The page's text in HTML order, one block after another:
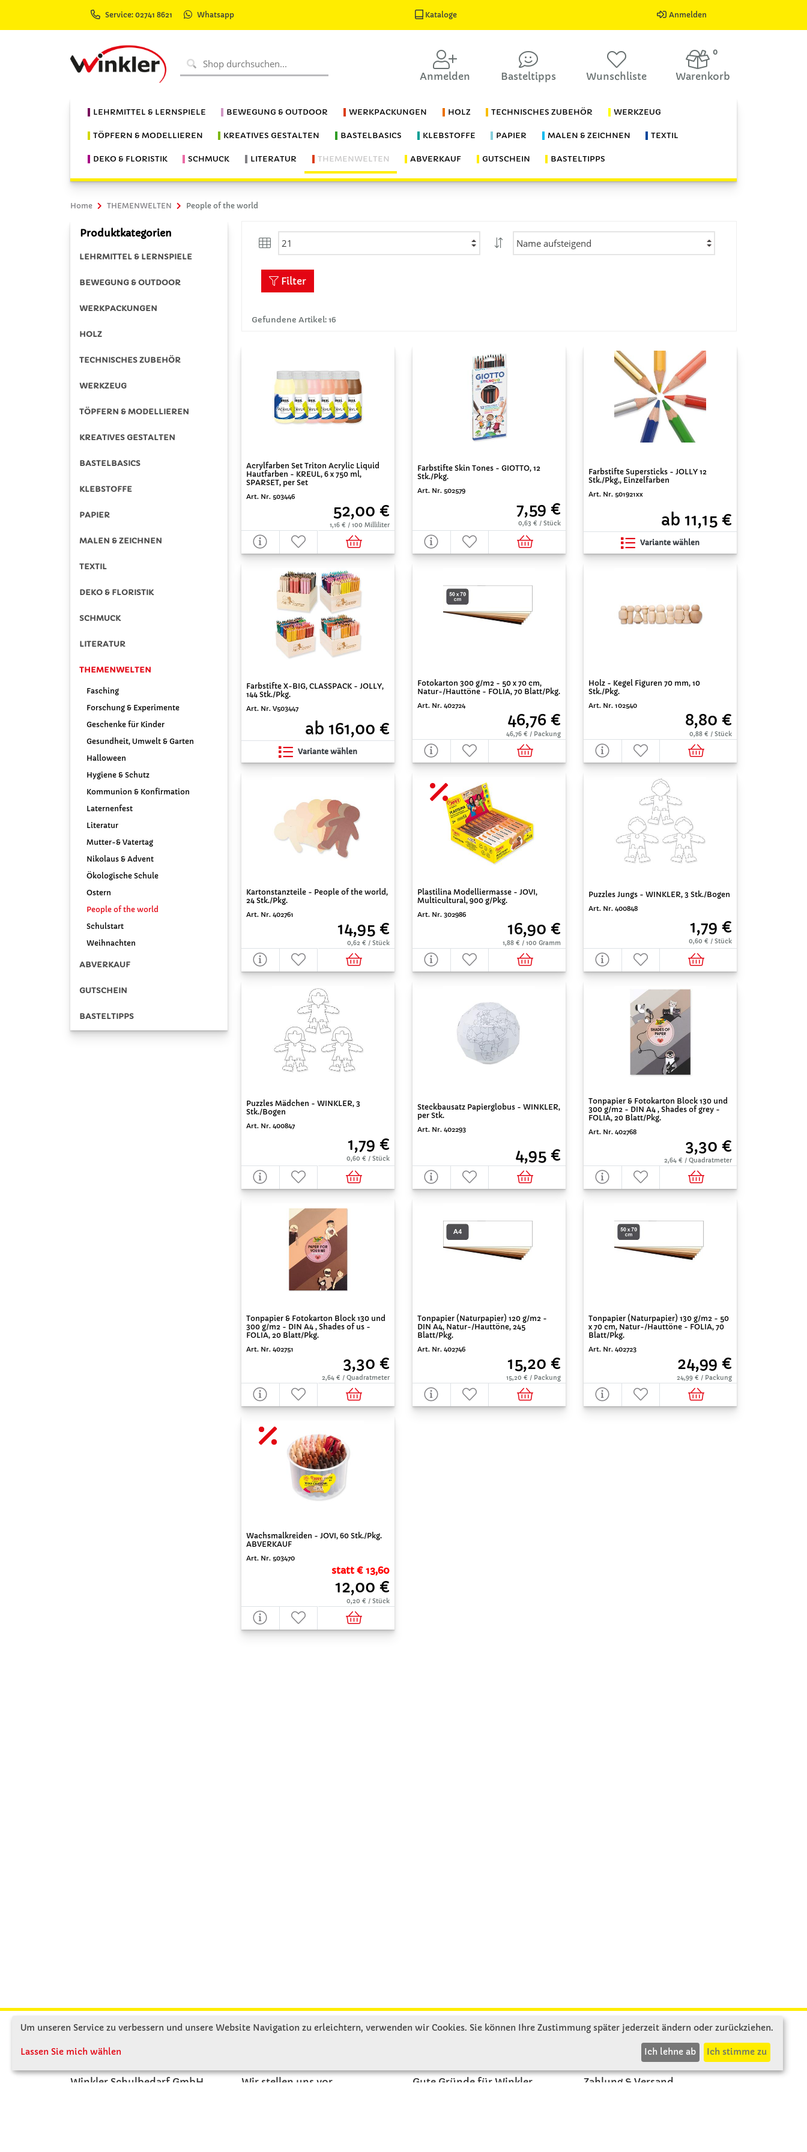
Service: 02741 8621 Whatsapp Kataloge Anmelden
Anmelden Basteltipps Wunschliste
0
Warenkorb
LEHRMITTEL & LERNSPIELE BEWEGUNG & OUTDOOR WERKPACKUNGEN HOLZ TECHNISCHES ZUBEHÖR WERKZEUG
TÖPFERN & MODELLIEREN KREATIVES GESTALTEN BASTELBASICS KLEBSTOFFE PAPIER MALEN & ZEICHNEN TEXTIL
DEKO & FLORISTIK SCHMUCK LITERATUR THEMENWELTEN ABVERKAUF GUTSCHEIN BASTELTIPPS
Home THEMENWELTEN People of the world
Produktkategorien
LEHRMITTEL & LERNSPIELE
BEWEGUNG & OUTDOOR
WERKPACKUNGEN
HOLZ
TECHNISCHES ZUBEHÖR
WERKZEUG
TÖPFERN & MODELLIEREN
KREATIVES GESTALTEN
BASTELBASICS
KLEBSTOFFE
PAPIER
MALEN & ZEICHNEN
TEXTIL
DEKO & FLORISTIK
SCHMUCK
LITERATUR
THEMENWELTEN
Fasching
Forschung & Experimente
Geschenke für Kinder
Gesundheit, Umwelt & Garten
Halloween
Hygiene & Schutz
Kommunion & Konfirmation
Laternenfest
Literatur
Mutter-& Vatertag
Nikolaus & Advent
Ökologische Schule
Ostern
People of the world
Schulstart
Weihnachten
ABVERKAUF
GUTSCHEIN
BASTELTIPPS
Gefundene Artikel: 16
Filter
Acrylfarben Set Triton Acrylic Liquid
Hautfarben - KREUL, 6 x 750 ml,
SPARSET, per Set
Art. Nr. 503446
52,00 €
1,16 € / 100 Milliliter
Farbstifte Skin Tones - GIOTTO, 12
Stk./Pkg.
Art. Nr. 502579
7,59 €
0,63 € / Stück
Farbstifte Supersticks - JOLLY 12
Stk./Pkg., Einzelfarben
Art. Nr. 501921xx
ab 11,15 €
Variante wählen
Farbstifte X-BIG, CLASSPACK - JOLLY,
144 Stk./Pkg.
Art. Nr. V503447
ab 161,00 €
Variante wählen
Fotokarton 300 g/m2 - 50 x 70 cm,
Natur-/Hauttöne - FOLIA, 70 Blatt/Pkg.
Art. Nr. 402724
46,76 €
46,76 € / Packung
Holz - Kegel Figuren 70 mm, 10
Stk./Pkg.
Art. Nr. 102540
8,80 €
0,88 € / Stück
Kartonstanzteile - People of the world,
24 Stk./Pkg.
Art. Nr. 402761
14,95 €
0,62 € / Stück
Plastilina Modelliermasse - JOVI,
Multicultural, 900 g/Pkg.
Art. Nr. 302986
16,90 €
1,88 € / 100 Gramm
Puzzles Jungs - WINKLER, 3 Stk./Bogen
Art. Nr. 400848
1,79 €
0,60 € / Stück
Puzzles Mädchen - WINKLER, 3
Stk./Bogen
Art. Nr. 400847
1,79 €
0,60 € / Stück
Steckbausatz Papierglobus - WINKLER,
per Stk.
Art. Nr. 402293
4,95 €
Tonpapier & Fotokarton Block 130 und
300 g/m2 - DIN A4 , Shades of grey -
FOLIA, 20 Blatt/Pkg.
Art. Nr. 402768
3,30 €
2,64 € / Quadratmeter
Tonpapier & Fotokarton Block 130 und
300 g/m2 - DIN A4 , Shades of us -
FOLIA, 20 Blatt/Pkg.
Art. Nr. 402751
3,30 €
2,64 € / Quadratmeter
Tonpapier (Naturpapier) 120 g/m2 -
DIN A4, Natur-/Hauttöne, 245
Blatt/Pkg.
Art. Nr. 402746
15,20 €
15,20 € / Packung
Tonpapier (Naturpapier) 130 g/m2 - 50
x 70 cm, Natur-/Hauttöne - FOLIA, 70
Blatt/Pkg.
Art. Nr. 402723
24,99 €
24,99 € / Packung
Wachsmalkreiden - JOVI, 60 Stk./Pkg.
ABVERKAUF
Art. Nr. 503470
statt € 13,60
12,00 €
0,20 € / Stück
KONTAKT
Winkler Schulbedarf GmbH
Wir stellen uns vor
Gute Gründe für Winkler
Zahlung & Versand
Um unseren Service zu verbessern und unsere Website Navigation zu erleichtern, verwenden wir Cookies. Sie können Ihre Zustimmung später jederzeit ändern oder zurückziehen.
Lassen Sie mich wählen Ich lehne ab Ich stimme zu